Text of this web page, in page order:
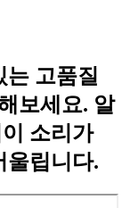
고품질
보세요. 알
소리가
울립니다.